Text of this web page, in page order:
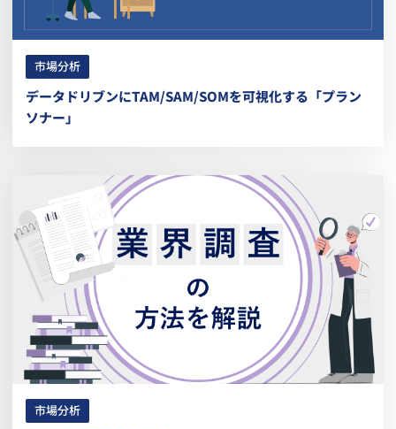
市場分析
データドリブンにTAM/SAM/SOMを可視化する「プラン
ソナー」
市場分析